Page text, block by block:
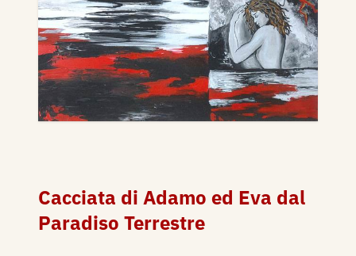
Cacciata di Adamo ed Eva dal
Paradiso Terrestre